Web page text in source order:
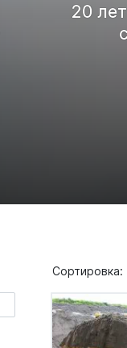
20
Сортировка: